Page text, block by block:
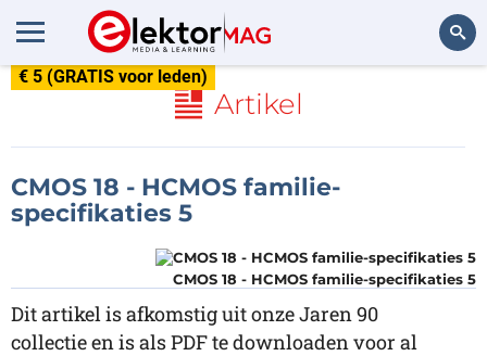
€ 5 (GRATIS voor leden)
Artikel
CMOS 18 - HCMOS familie-
specifikaties 5
CMOS 18 - HCMOS familie-specifikaties 5
Dit artikel is afkomstig uit onze Jaren 90
collectie en is als PDF te downloaden voor al